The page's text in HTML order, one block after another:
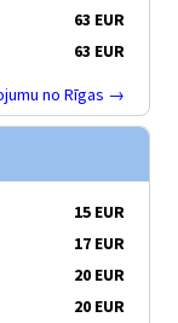
63 EUR
63 EUR
no Rīgas →
15 EUR
17 EUR
20 EUR
20 EUR